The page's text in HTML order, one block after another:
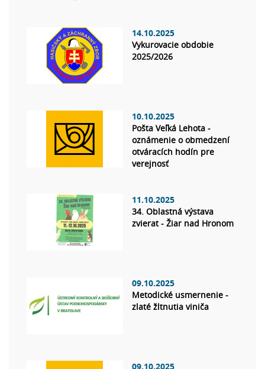
14.10.2025
Vykurovacie obdobie
2025/2026
10.10.2025
Pošta Veľká Lehota -
oznámenie o obmedzení
otváracích hodín pre
verejnosť
11.10.2025
34. Oblastná výstava
zvierat - Žiar nad Hronom
09.10.2025
Metodické usmernenie -
zlaté žltnutia viniča
09.10.2025